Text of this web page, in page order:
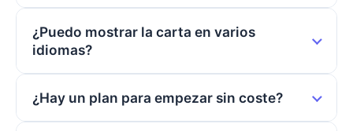
¿Puedo mostrar la carta en varios
idiomas?
¿Hay un plan para empezar sin coste?